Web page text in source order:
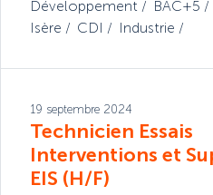
Développement
BAC+5
Isère
CDI Industrie
19 septembre 2024
Technicien Essais
Interventions et
EIS (H/F)